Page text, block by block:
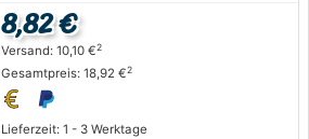
Lieferzeit: 1 - 3 Werktage
8,82 €
Versand: 10,10 €2
Gesamtpreis: 18,92 €2